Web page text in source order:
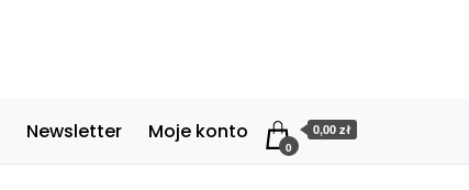
Newsletter Moje konto
0
0,00 zł